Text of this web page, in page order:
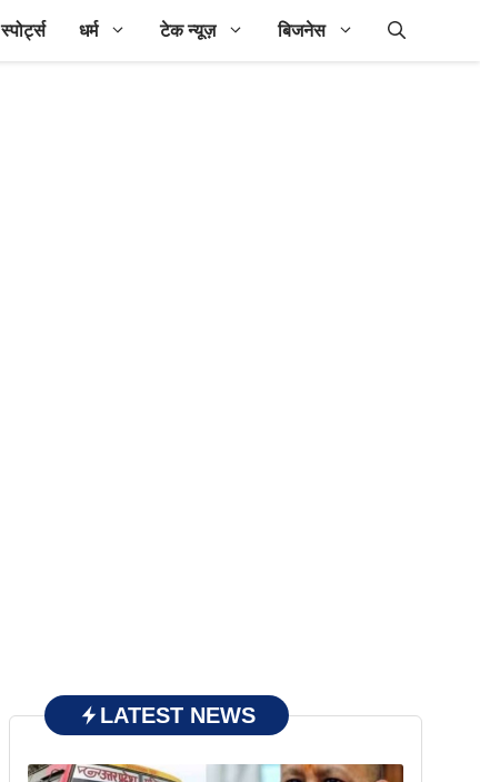
स्पोर्ट्स धर्म टेक न्यूज़ बिजनेस
LATEST NEWS